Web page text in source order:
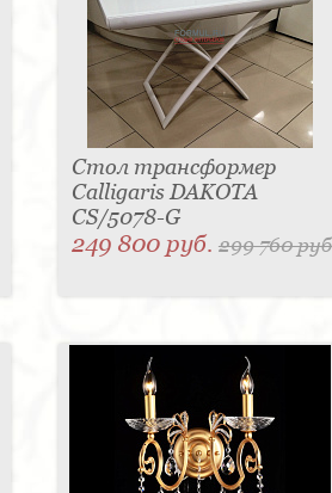
Стол трансформер
Calligaris DAKOTA
CS/5078-G
249 800 руб. 299 760